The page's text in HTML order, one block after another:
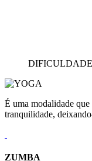
DIFICULDADE
É uma modalidade que
tranquilidade,
ZUMBA